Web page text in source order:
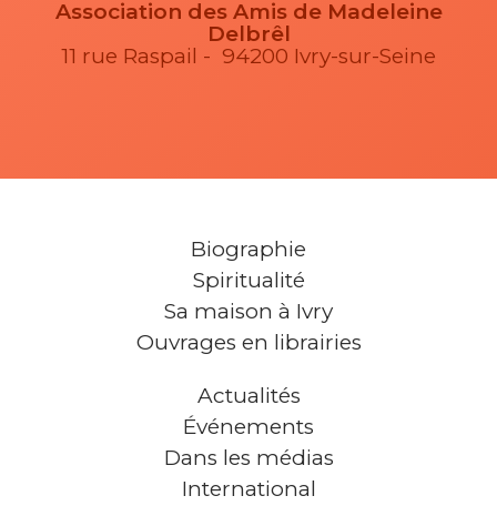
Association des Amis de Madeleine
Delbrêl
11 rue Raspail - 94200 Ivry-sur-Seine
Biographie
Spiritualité
Sa maison à Ivry
Ouvrages en librairies
Actualités
Événements
Dans les médias
International